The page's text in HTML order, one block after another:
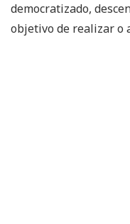
democratizado,
objetivo de realizar o